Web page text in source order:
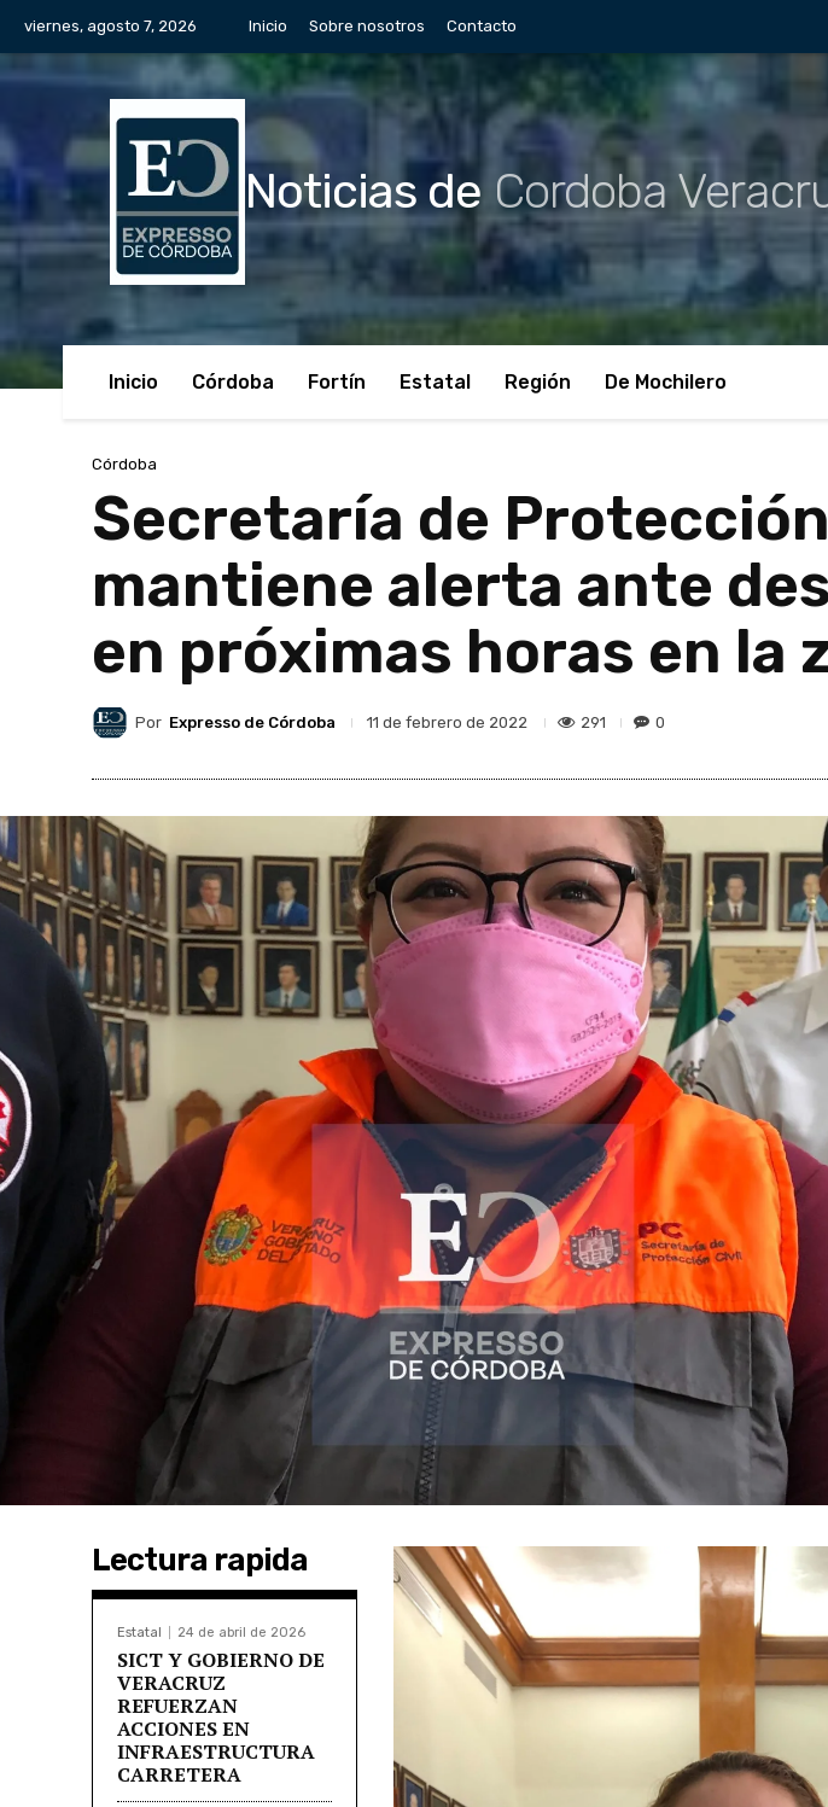
viernes, agosto 7, 2026 Inicio Sobre nosotros Contacto
Noticias de Cordoba
Inicio Córdoba Fortín Estatal Región De Mochilero
Córdoba
Secretaría de
mantiene alerta ante
en próximas horas en la
Por Expresso de Córdoba 11 de febrero de 2022 291 0
Lectura rapida
Estatal 24 de abril de 2026
SICT Y GOBIERNO DE
VERACRUZ
REFUERZAN
ACCIONES EN
INFRAESTRUCTURA
CARRETERA